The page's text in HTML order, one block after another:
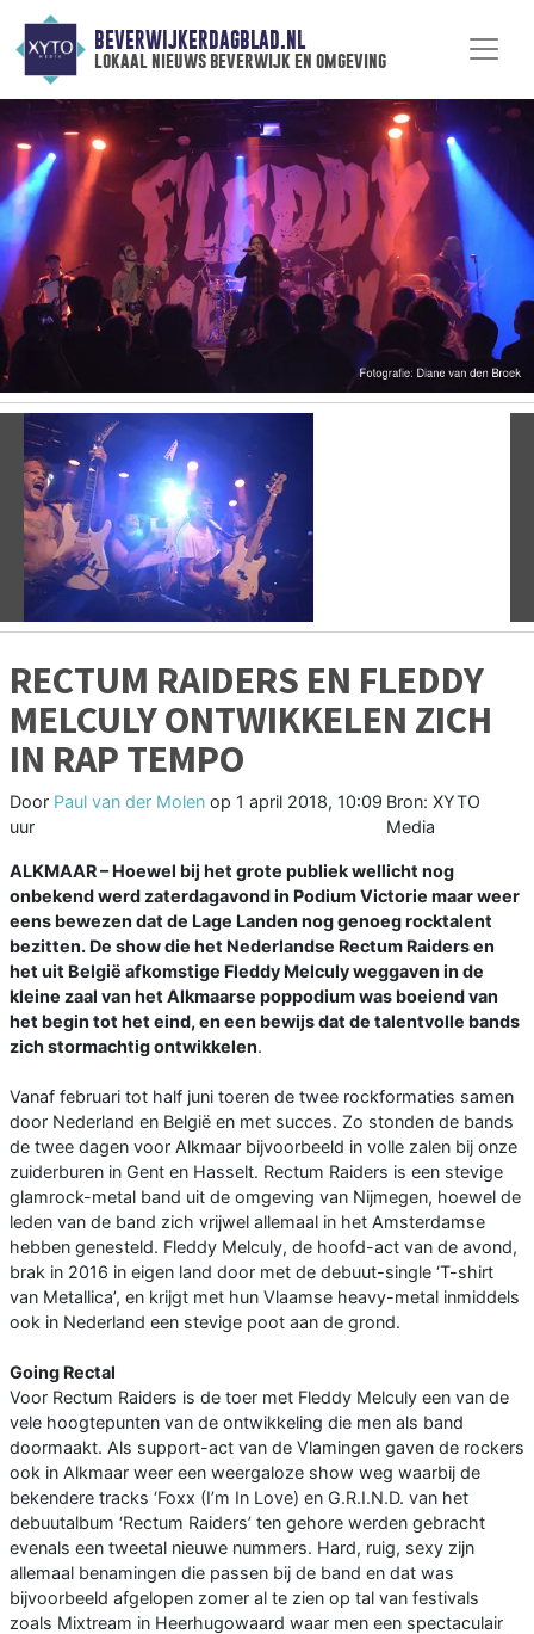
BEVERWIJKERDAGBLAD.NL
lokaal nieuws beverwijk en omgeving
Vorige
RECTUM RAIDERS EN FLEDDY
MELCULY ONTWIKKELEN ZICH
IN RAP TEMPO
Door Paul van der Molen op 1 april 2018, 10:09
uur
Bron: XYTO
Media
ALKMAAR – Hoewel bij het grote publiek wellicht nog
onbekend werd zaterdagavond in Podium Victorie maar weer
eens bewezen dat de Lage Landen nog genoeg rocktalent
bezitten. De show die het Nederlandse Rectum Raiders en
het uit België afkomstige Fleddy Melculy weggaven in de
kleine zaal van het Alkmaarse poppodium was boeiend van
het begin tot het eind, en een bewijs dat de talentvolle bands
zich stormachtig ontwikkelen.
Vanaf februari tot half juni toeren de twee rockformaties samen
door Nederland en België en met succes. Zo stonden de bands
de twee dagen voor Alkmaar bijvoorbeeld in volle zalen bij onze
zuiderburen in Gent en Hasselt. Rectum Raiders is een stevige
glamrock-metal band uit de omgeving van Nijmegen, hoewel de
leden van de band zich vrijwel allemaal in het Amsterdamse
hebben genesteld. Fleddy Melculy, de hoofd-act van de avond,
brak in 2016 in eigen land door met de debuut-single ‘T-shirt
van Metallica’, en krijgt met hun Vlaamse heavy-metal inmiddels
ook in Nederland een stevige poot aan de grond.
Going Rectal
Voor Rectum Raiders is de toer met Fleddy Melculy een van de
vele hoogtepunten van de ontwikkeling die men als band
doormaakt. Als support-act van de Vlamingen gaven de rockers
ook in Alkmaar weer een weergaloze show weg waarbij de
bekendere tracks ‘Foxx (I’m In Love) en G.R.I.N.D. van het
debuutalbum ‘Rectum Raiders’ ten gehore werden gebracht
evenals een tweetal nieuwe nummers. Hard, ruig, sexy zijn
allemaal benamingen die passen bij de band en dat was
bijvoorbeeld afgelopen zomer al te zien op tal van festivals
zoals Mixtream in Heerhugowaard waar men een spectaculair